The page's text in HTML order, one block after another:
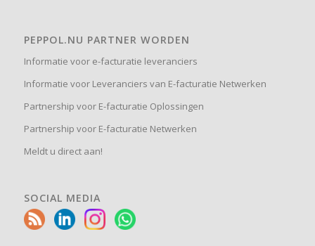
PEPPOL.NU PARTNER WORDEN
Informatie voor e-facturatie leveranciers
Informatie voor Leveranciers van E-facturatie Netwerken
Partnership voor E-facturatie Oplossingen
Partnership voor E-facturatie Netwerken
Meldt u direct aan!
SOCIAL MEDIA